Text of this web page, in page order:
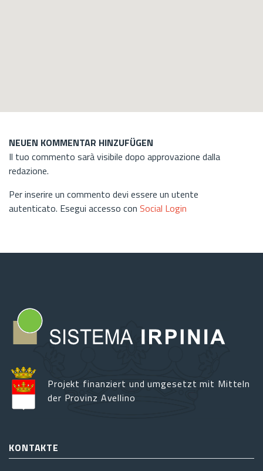
NEUEN KOMMENTAR HINZUFÜGEN
Il tuo commento sarà visibile dopo approvazione dalla
redazione.
Per inserire un commento devi essere un utente
autenticato. Esegui accesso con Social Login
Projekt finanziert und umgesetzt mit Mitteln
der Provinz Avellino
KONTAKTE